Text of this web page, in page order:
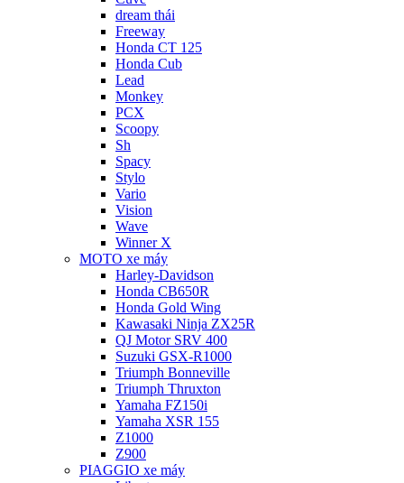
dream thái
Freeway
Honda CT 125
Honda Cub
Lead
Monkey
PCX
Scoopy
Sh
Spacy
Stylo
Vario
Vision
Wave
Winner X
MOTO xe máy
Harley-Davidson
Honda CB650R
Honda Gold Wing
Kawasaki Ninja ZX25R
QJ Motor SRV 400
Suzuki GSX-R1000
Triumph Bonneville
Triumph Thruxton
Yamaha FZ150i
Yamaha XSR 155
Z1000
Z900
PIAGGIO xe máy